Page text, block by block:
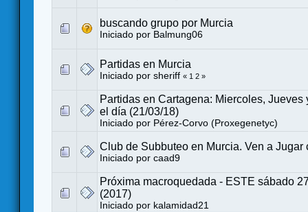
buscando grupo por Murcia
Iniciado por Balmung06
Partidas en Murcia
Iniciado por sheriff « 1 2 »
Partidas en Cartagena: Miercoles, Jueves
el día (21/03/18)
Iniciado por Pérez-Corvo (Proxegenetyc)
Club de Subbuteo en Murcia. Ven a Jugar
Iniciado por caad9
Próxima macroquedada - ESTE sábado
(2017)
Iniciado por kalamidad21